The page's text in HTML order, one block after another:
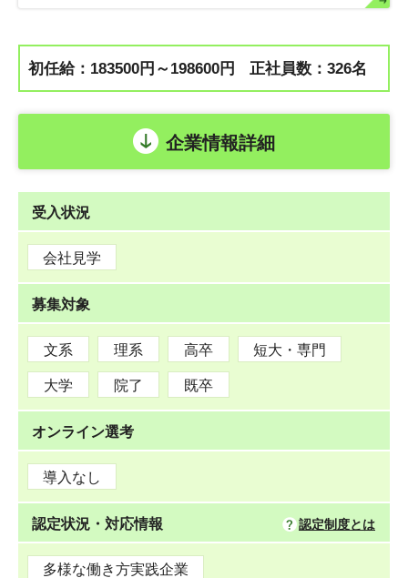
初任給：183500円～198600円 正社員数：326名
企業情報詳細
受入状況
会社見学
募集対象
文系 理系 高卒 短大・専門
大学 院了 既卒
オンライン選考
導入なし
認定状況・対応情報 認定制度とは
多様な働き方実践企業